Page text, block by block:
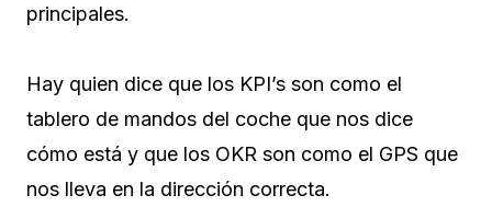
principales.
Hay quien dice que los KPI’s son como el
tablero de mandos del coche que nos dice
cómo está y que los OKR son como el GPS que
nos lleva en la dirección correcta.